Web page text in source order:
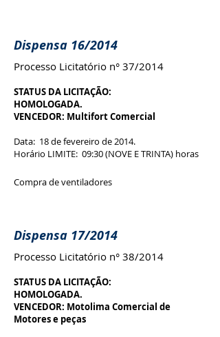
Dispensa 16/2014
Processo Licitatório n° 37/2014
STATUS DA LICITAÇÃO:
HOMOLOGADA.
VENCEDOR: Multifort Comercial
Data: 18 de fevereiro de 2014.
Horário LIMITE: 09:30 (NOVE E TRINTA) horas
Compra de ventiladores
Dispensa 17/2014
Processo Licitatório n° 38/2014
STATUS DA LICITAÇÃO:
HOMOLOGADA.
VENCEDOR: Motolima Comercial de
Motores e peças